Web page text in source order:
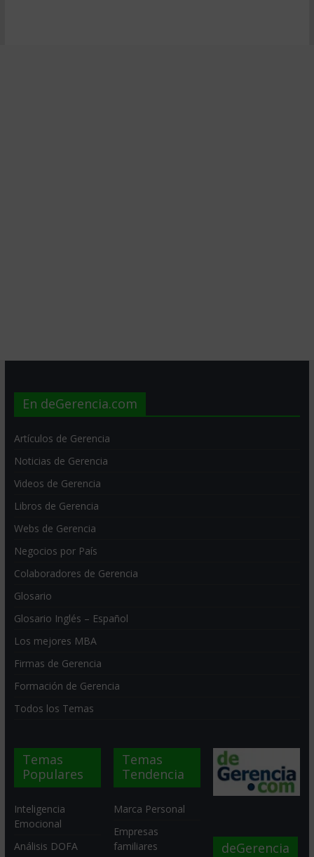
En deGerencia.com
Artículos de Gerencia
Noticias de Gerencia
Videos de Gerencia
Libros de Gerencia
Webs de Gerencia
Negocios por País
Colaboradores de Gerencia
Glosario
Glosario Inglés – Español
Los mejores MBA
Firmas de Gerencia
Formación de Gerencia
Todos los Temas
Temas
Populares
Inteligencia
Emocional
Análisis DOFA
Temas
Tendencia
Marca Personal
Empresas
familiares
deGerencia